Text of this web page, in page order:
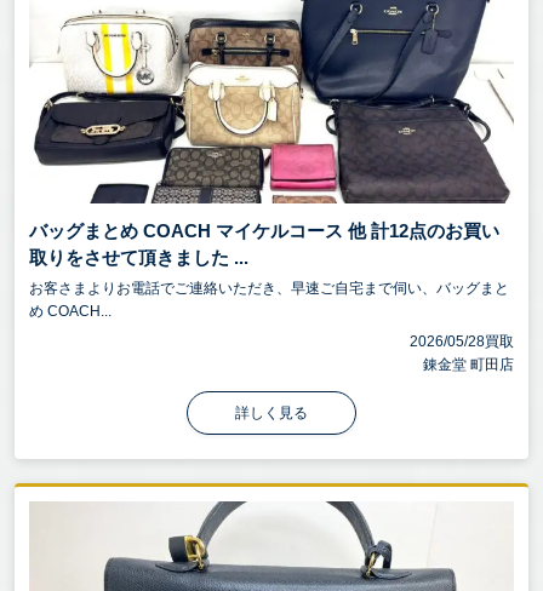
バッグまとめ COACH マイケルコース 他 計12点のお買い
取りをさせて頂きました ...
お客さまよりお電話でご連絡いただき、早速ご自宅まで伺い、バッグまと
め COACH...
2026/05/28買取
錬金堂 町田店
詳しく見る